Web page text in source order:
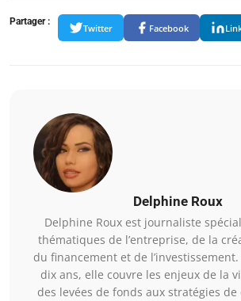
Partager :
Twitter Facebook
Delphine Roux
Delphine Roux est journaliste
thématiques de l’entreprise, de la
du financement et de
dix ans, elle couvre les enjeux de la
des levées de fonds aux stratégies de